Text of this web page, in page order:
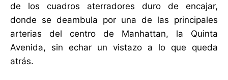
de los cuadros aterradores duro de encajar,
donde se deambula por una de las principales
arterias del centro de Manhattan, la Quinta
Avenida, sin echar un vistazo a lo que queda
atrás.